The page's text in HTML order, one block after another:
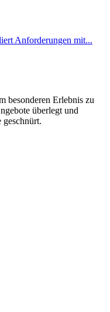
Anforderungen mit...
besonderen Erlebnis zu
überlegt und
geschnürt.